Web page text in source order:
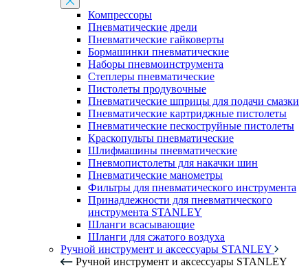
Компрессоры
Пневматические дрели
Пневматические гайковерты
Бормашинки пневматические
Наборы пневмоинструмента
Степлеры пневматические
Пистолеты продувочные
Пневматические шприцы для подачи смазки
Пневматические картриджные пистолеты
Пневматические пескоструйные пистолеты
Краскопульты пневматические
Шлифмашины пневматические
Пневмопистолеты для накачки шин
Пневматические манометры
Фильтры для пневматического инструмента
Принадлежности для пневматического
инструмента STANLEY
Шланги всасывающие
Шланги для сжатого воздуха
Ручной инструмент и аксессуары STANLEY
Ручной инструмент и аксессуары STANLEY